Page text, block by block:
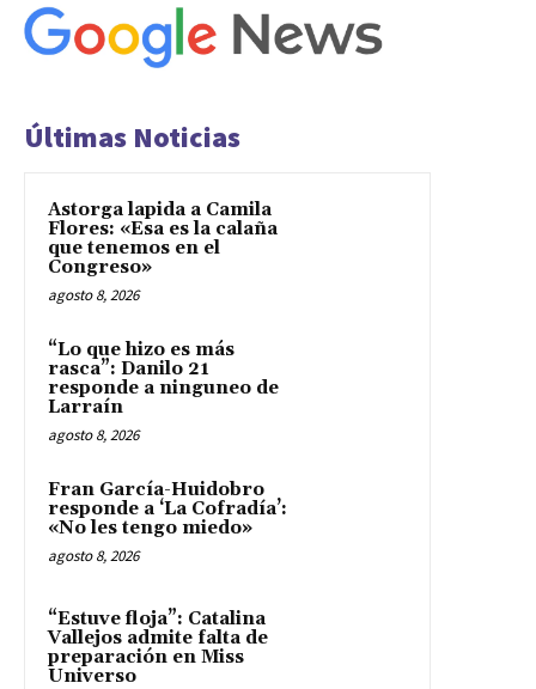
Últimas Noticias
Astorga lapida a Camila
Flores: «Esa es la calaña
que tenemos en el
Congreso»
agosto 8, 2026
“Lo que hizo es más
rasca”: Danilo 21
responde a ninguneo de
Larraín
agosto 8, 2026
Fran García-Huidobro
responde a ‘La Cofradía’:
«No les tengo miedo»
agosto 8, 2026
“Estuve floja”: Catalina
Vallejos admite falta de
preparación en Miss
Universo